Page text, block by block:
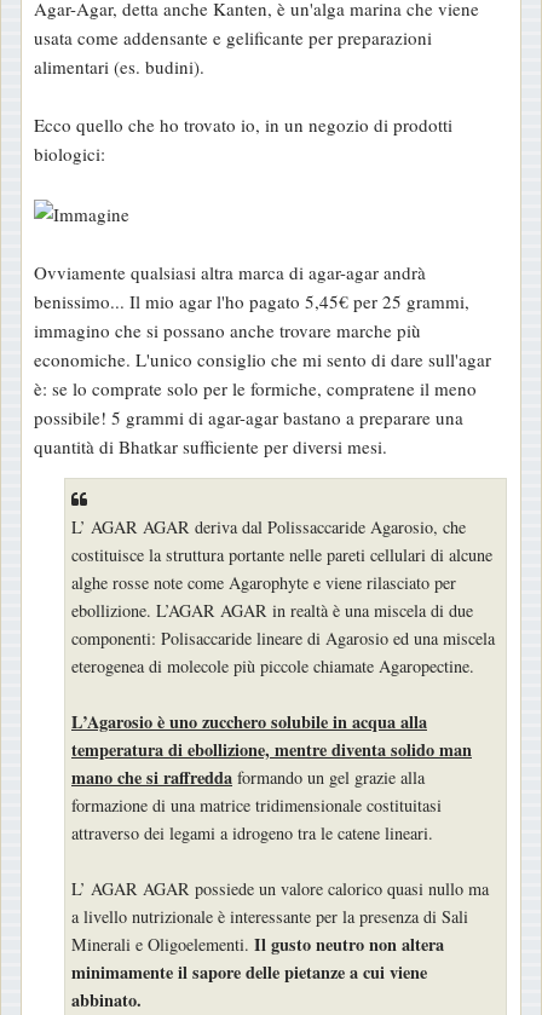
a
g
g
o
Agar-Agar, detta anche Kanten, è un'alga marina che viene
usata come addensante e gelificante per preparazioni
alimentari (es. budini).
Ecco quello che ho trovato io, in un negozio di prodotti
biologici:
Ovviamente qualsiasi altra marca di agar-agar andrà
benissimo... Il mio agar l'ho pagato 5,45€ per 25 grammi,
immagino che si possano anche trovare marche più
economiche. L'unico consiglio che mi sento di dare sull'agar
è: se lo comprate solo per le formiche, compratene il meno
possibile! 5 grammi di agar-agar bastano a preparare una
quantità di Bhatkar sufficiente per diversi mesi.
L’ AGAR AGAR deriva dal Polissaccaride Agarosio, che
costituisce la struttura portante nelle pareti cellulari di alcune
alghe rosse note come Agarophyte e viene rilasciato per
ebollizione. L’AGAR AGAR in realtà è una miscela di due
componenti: Polisaccaride lineare di Agarosio ed una miscela
eterogenea di molecole più piccole chiamate Agaropectine.
L’Agarosio è uno zucchero solubile in acqua alla
temperatura di ebollizione, mentre diventa solido man
mano che si raffredda formando un gel grazie alla
formazione di una matrice tridimensionale costituitasi
attraverso dei legami a idrogeno tra le catene lineari.
L’ AGAR AGAR possiede un valore calorico quasi nullo ma
a livello nutrizionale è interessante per la presenza di Sali
Minerali e Oligoelementi. Il gusto neutro non altera
minimamente il sapore delle pietanze a cui viene
abbinato.